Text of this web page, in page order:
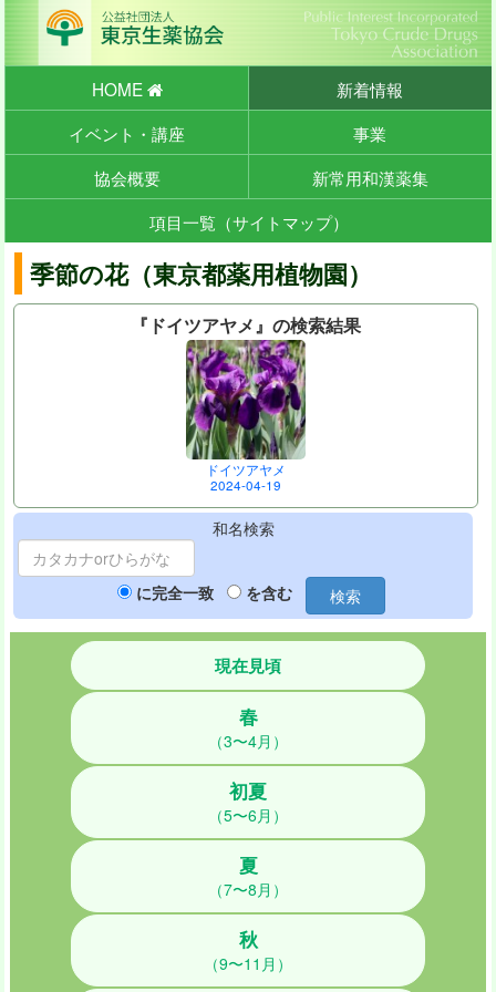
HOME
新着情報
イベント・講座
事業
協会概要
新常用和漢薬集
項目一覧（サイトマップ）
季節の花（東京都薬用植物園）
『ドイツアヤメ』の検索結果
ドイツアヤメ
2024-04-19
和名検索
に完全一致 を含む 検索
現在見頃
春
（3〜4月）
初夏
（5〜6月）
夏
（7〜8月）
秋
（9〜11月）